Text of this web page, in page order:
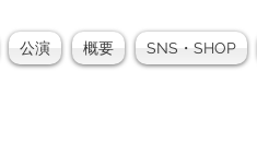
公演 概要 SNS・SHOP